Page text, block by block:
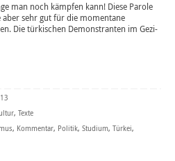
man noch kämpfen kann! Diese Parole
sehr gut für die momentane
Die türkischen Demonstranten im Gezi-
,Texte
, Kommentar, Politik,Studium,Türkei,